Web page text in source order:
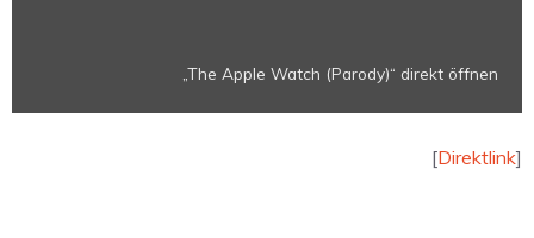
„The Apple Watch (Parody)“ direkt öffnen
[Direktlink]